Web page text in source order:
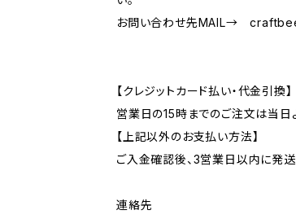
お問い合わせ先MAIL→
【クレジットカード払い・代金引換】
営業日の15時までのご注文は当日
【上記以外のお支払い方法】
ご入金確認後、3営業日以内に発送
連絡先